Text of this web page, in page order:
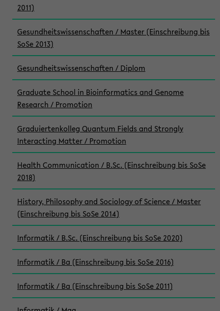
2011)
Gesundheitswissenschaften / Master (Einschreibung bis
SoSe 2013)
Gesundheitswissenschaften / Diplom
Graduate School in Bioinformatics and Genome
Research / Promotion
Graduiertenkolleg Quantum Fields and Strongly
Interacting Matter / Promotion
Health Communication / B.Sc. (Einschreibung bis SoSe
2018)
History, Philosophy and Sociology of Science / Master
(Einschreibung bis SoSe 2014)
Informatik / B.Sc. (Einschreibung bis SoSe 2020)
Informatik / Ba (Einschreibung bis SoSe 2016)
Informatik / Ba (Einschreibung bis SoSe 2011)